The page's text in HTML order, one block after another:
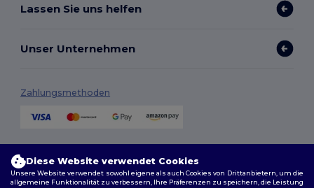
Lassen Sie uns helfen
Unser Unternehmen
Zahlungsmethoden
Diese Website verwendet Cookies
Unsere Website verwendet sowohl eigene als auch Cookies von Drittanbietern, um die
allgemeine Funktionalität zu verbessern, Ihre Präferenzen zu speichern, die Leistung